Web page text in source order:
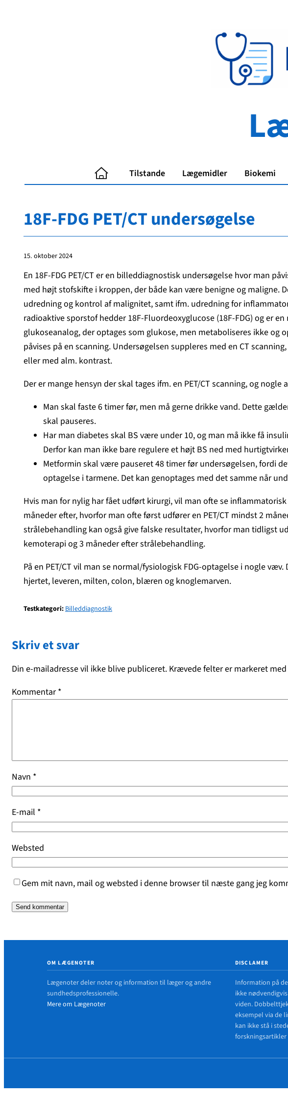
Tilstande Lægemidler Biokemi
18F-FDG PET/CT undersøgelse
15. oktober 2024
En 18F-FDG PET/CT er en billeddiagnostisk undersøgelse hvor man
med højt stofskifte i kroppen, der både kan være benigne og maligne.
udredning og kontrol af malignitet, samt ifm. udredning for
radioaktive sporstof hedder 18F-Fluordeoxyglucose (18F-FDG) og er
glukoseanalog, der optages som glukose, men metaboliseres ikke og
påvises på en scanning. Undersøgelsen suppleres med en CT
eller med alm. kontrast.
Der er mange hensyn der skal tages ifm. en PET/CT scanning, og
Man skal faste 6 timer før, men må gerne drikke vand. Dette
skal pauseres.
Har man diabetes skal BS være under 10, og man må ikke få
Derfor kan man ikke bare regulere et højt BS ned med
Metformin skal være pauseret 48 timer før undersøgelsen, fordi
optagelse i tarmene. Det kan genoptages med det samme når
Hvis man for nylig har fået udført kirurgi, vil man ofte se
måneder efter, hvorfor man ofte først udfører en PET/CT mindst 2
strålebehandling kan også give falske resultater, hvorfor man tidligst
kemoterapi og 3 måneder efter strålebehandling.
På en PET/CT vil man se normal/fysiologisk FDG-optagelse i nogle
hjertet, leveren, milten, colon, blæren og knoglemarven.
Testkategori: Billeddiagnostik
Skriv et svar
Din e-mailadresse vil ikke blive publiceret. Krævede felter er markeret med
Kommentar*
Navn *
E-mail *
Websted
Gem mit navn, mail og websted i denne browser til næste gang jeg
OM LÆGENOTER
Lægenoter deler noter og information til læger og andre
sundhedsprofessionelle.
Mere om Lægenoter
DISCLAMER
Information på
ikke
viden.
eksempel via de
kan ikke stå i